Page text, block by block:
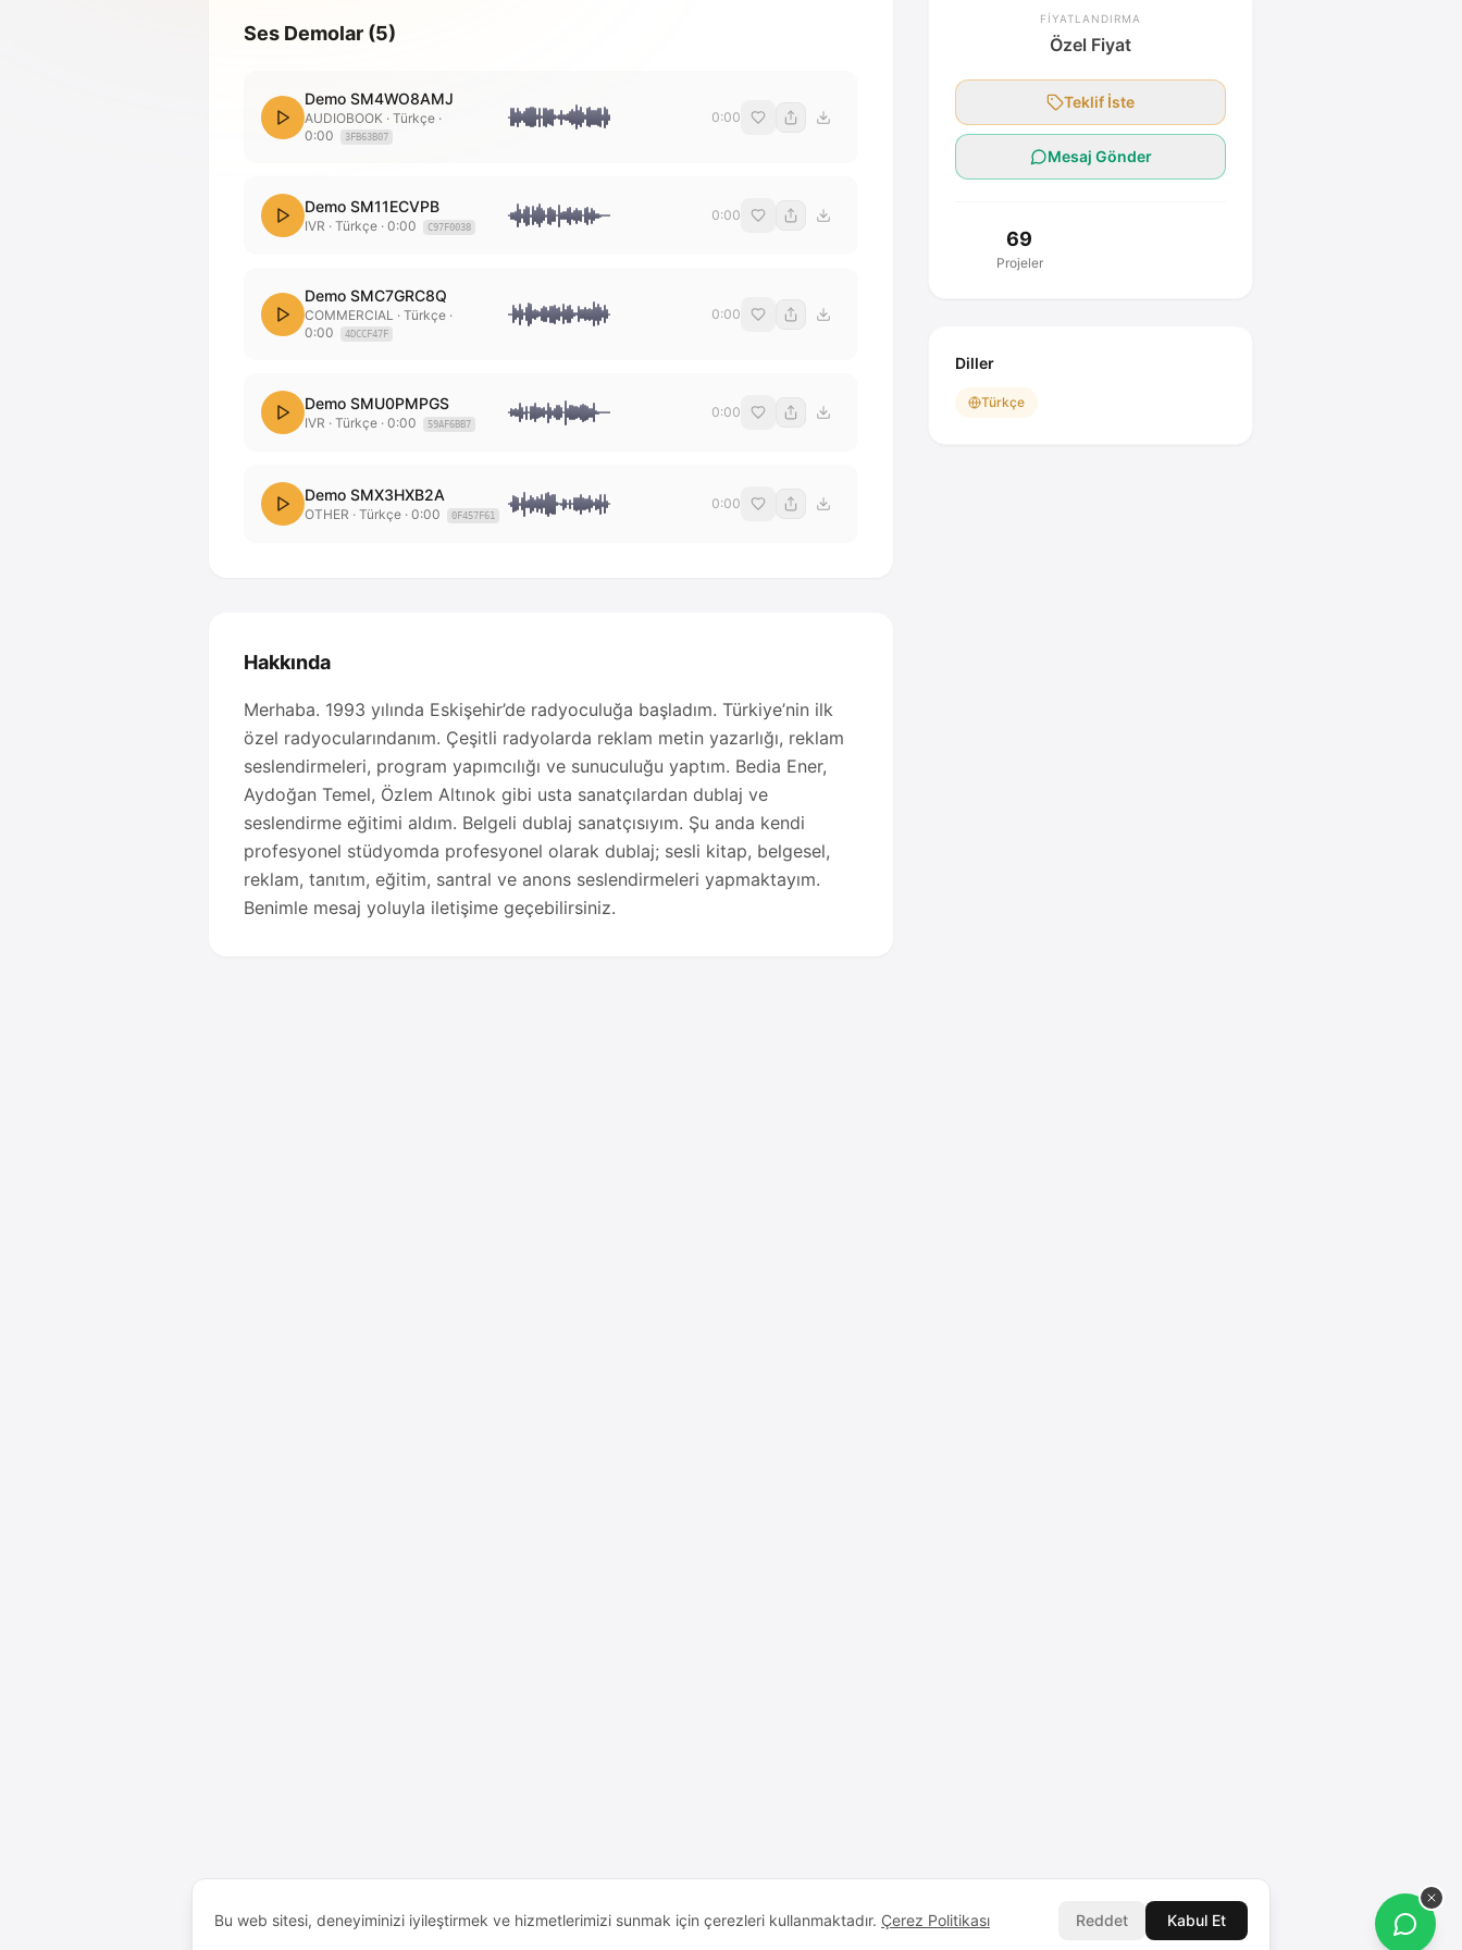
Ses Demolar (5)
Demo SM4WO8AMJ
AUDIOBOOK · Türkçe ·
0:00
3FB63B07
0:00
Demo SM11ECVPB
IVR · Türkçe · 0:00 C97F0038
0:00
Demo SMC7GRC8Q
COMMERCIAL · Türkçe ·
0:00
4DCCF47F
0:00
Demo SMU0PMPGS
IVR · Türkçe · 0:00 59AF6BB7
0:00
Demo SMX3HXB2A
OTHER · Türkçe · 0:00 0F457F61
0:00
Hakkında
Merhaba. 1993 yılında Eskişehir’de radyoculuğa başladım. Türkiye’nin ilk
özel radyocularındanım. Çeşitli radyolarda reklam metin yazarlığı, reklam
seslendirmeleri, program yapımcılığı ve sunuculuğu yaptım. Bedia Ener,
Aydoğan Temel, Özlem Altınok gibi usta sanatçılardan dublaj ve
seslendirme eğitimi aldım. Belgeli dublaj sanatçısıyım. Şu anda kendi
profesyonel stüdyomda profesyonel olarak dublaj; sesli kitap, belgesel,
reklam, tanıtım, eğitim, santral ve anons seslendirmeleri yapmaktayım.
Benimle mesaj yoluyla iletişime geçebilirsiniz.
FIYATLANDIRMA
Özel Fiyat
Teklif İste
Mesaj Gönder
69
Projeler
Diller
Türkçe
Bu web sitesi, deneyiminizi iyileştirmek ve hizmetlerimizi sunmak için çerezleri kullanmaktadır. Çerez Politikası Reddet Kabul Et